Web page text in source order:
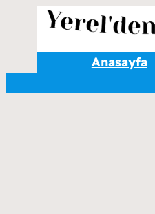
Anasayfa